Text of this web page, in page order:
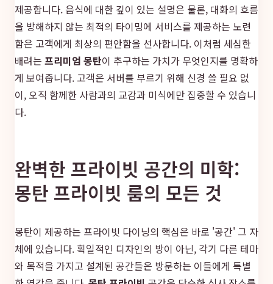
제공합니다. 음식에 대한 깊이 있는 설명은 물론, 대화의 흐름
을 방해하지 않는 최적의 타이밍에 서비스를 제공하는 노련
함은 고객에게 최상의 편안함을 선사합니다. 이처럼 세심한
배려는 프리미엄 몽탄이 추구하는 가치가 무엇인지를 명확하
게 보여줍니다. 고객은 서버를 부르기 위해 신경 쓸 필요 없
이, 오직 함께한 사람과의 교감과 미식에만 집중할 수 있습니
다.
완벽한 프라이빗 공간의 미학:
몽탄 프라이빗 룸의 모든 것
몽탄이 제공하는 프라이빗 다이닝의 핵심은 바로 '공간' 그 자
체에 있습니다. 획일적인 디자인의 방이 아닌, 각기 다른 테마
와 목적을 가지고 설계된 공간들은 방문하는 이들에게 특별